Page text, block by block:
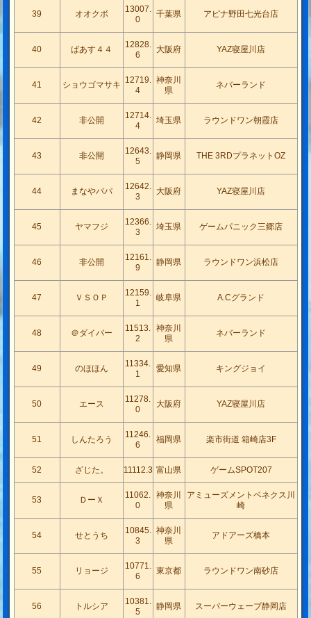
39 オオクボ
13007.
0
千葉県 アピナ野田七光台店
40 ばあす４４
12828.
6
大阪府 YAZ寝屋川店
41 ショウゴマサキ 12719.
4
神奈川
県
ネバーランド
42 非公開
12714.
4
埼玉県 ラウンドワン朝霞店
43 非公開
12643.
5
静岡県 THE 3RDプラネットOZ
44 まなやパパ
12642.
3
大阪府 YAZ寝屋川店
45 ヤマフジ
12366.
3
埼玉県 ゲームパニック三郷店
46 非公開
12161.
9
静岡県 ラウンドワン浜松店
47 ＶＳＯＰ
12159.
1
岐阜県 A.Cグランド
48 ＠ダイバー
11513.
2
神奈川
県
ネバーランド
49 のほほん
11334.
1
愛知県 キングジョイ
50 エース
11278.
0
大阪府 YAZ寝屋川店
51 しんたろう
11246.
6
福岡県 楽市街道 箱崎店3F
52 ざじた。 11112.3 富山県 ゲームSPOT207
53 ＤーＸ
11062.
0
神奈川
県
アミューズメントベネクス川
崎
54 せとうち
10845.
3
神奈川
県
アドアーズ橋本
55 リョージ
10771.
6
東京都 ラウンドワン南砂店
56 トルシア
10381.
5
静岡県 スーパーウェーブ静岡店